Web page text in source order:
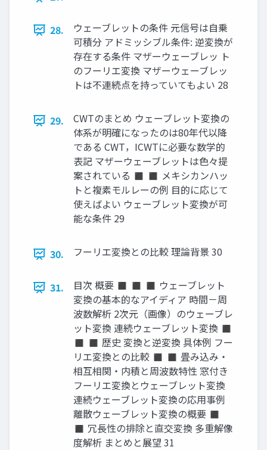
28.
ウェーブレットの条件 元信号は自乗
可積分 アドミッシブル条件: 逆変換が
存在する条件 マザーウェーブレッ ト
のフーリエ変換 マザーウェーブレッ
トは不連続点を持っていてもよい 28
29.
CWTのまとめ ウェーブレット変換の
体系が明確になったのは80年代以降
である CWT，ICWTに必要な数学的
表記 マザーウェーブレットは色々提
案されている ◼ ◼ メキシカンハッ
トと複素モルレーの例 目的に応じて
使えばよい ウェーブレット変換が可
能な条件 29
30. フーリエ変換との比較 理論背景 30
31.
目次 概要 ◼ ◼ ◼ ウェーブレット
変換の基本的なアイディア 時間－周
波数解析 2次元（画像）のウェーブレ
ット変換 連続ウェーブレット変換 ◼
◼ ◼ 歴史 変換と逆変換 具体例 フー
リエ変換との比較 ◼ ◼ 畳み込み・
相互相関・内積と周波数特性 窓付き
フーリエ変換とウェーブレット変換
連続ウェーブレット変換の応用事例
離散ウェーブレット変換の概要 ◼
◼ 冗長性の排除と直交変換 多重解像
度解析 まとめと展望 31